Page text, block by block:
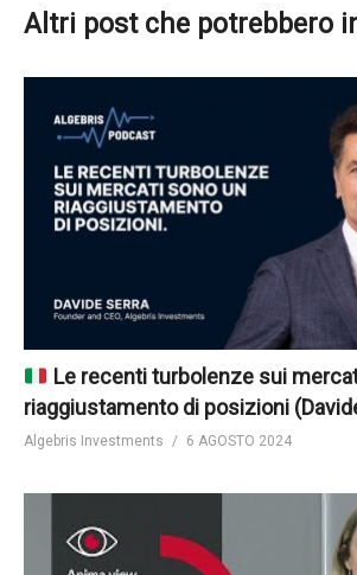
Altri post che potrebbero
Le recenti turbolenze sui
riaggiustamento di posizioni
Algebris Investments 6 AGOSTO 2024